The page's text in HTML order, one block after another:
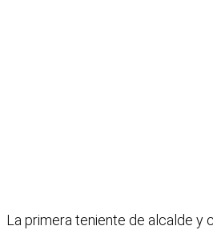
La primera teniente de alcalde y